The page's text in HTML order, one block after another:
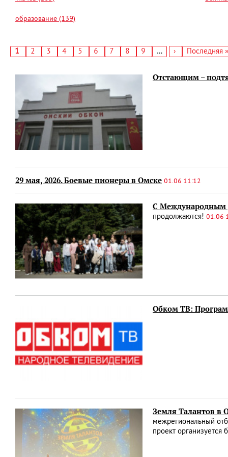
образование (139)
Текущая
1 Страница
2 Страница
3 Страница
4 Страница
5 Страница
6 Страница
7 Страница
8 Страница
9 …
Следующая
›
Последняя
Последняя »
Отстающим –
29 мая, 2026. Боевые пионеры в Омске 01.06 11:12
С Международным
продолжаются! 01.06
Обком ТВ:
Земля Талантов в
межрегиональный
проект